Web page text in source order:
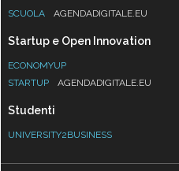
SCUOLA
AGENDADIGITALE.EU
Startup e Open Innovation
ECONOMYUP
STARTUP
AGENDADIGITALE.EU
Studenti
UNIVERSITY2BUSINESS